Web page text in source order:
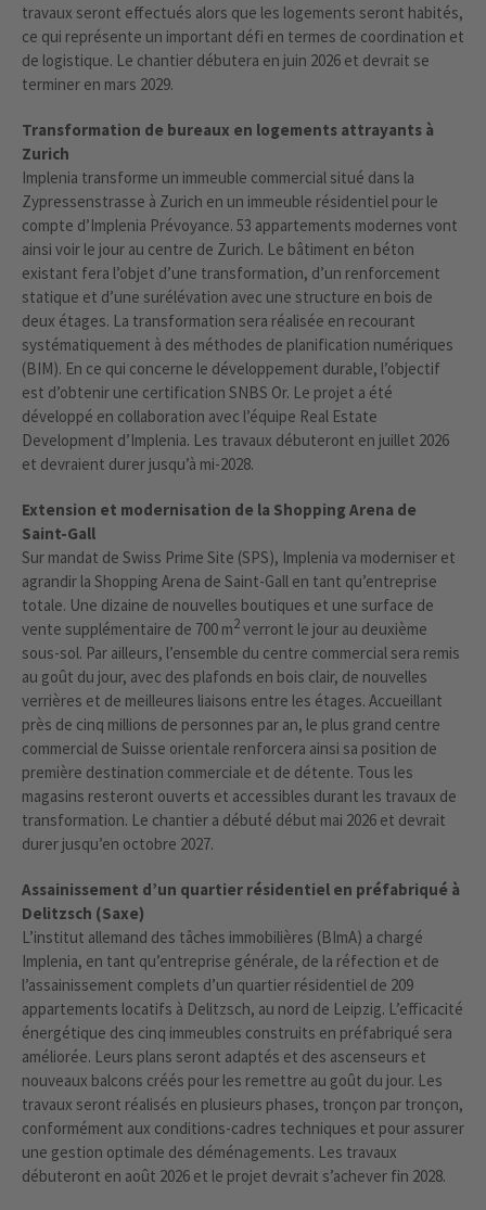
travaux seront effectués alors que les logements seront habités,
ce qui représente un important défi en termes de coordination et
de logistique. Le chantier débutera en juin 2026 et devrait se
terminer en mars 2029.
Transformation de bureaux en logements attrayants à
Zurich
Implenia transforme un immeuble commercial situé dans la
Zypressenstrasse à Zurich en un immeuble résidentiel pour le
compte d’Implenia Prévoyance. 53 appartements modernes vont
ainsi voir le jour au centre de Zurich. Le bâtiment en béton
existant fera l’objet d’une transformation, d’un renforcement
statique et d’une surélévation avec une structure en bois de
deux étages. La transformation sera réalisée en recourant
systématiquement à des méthodes de planification numériques
(BIM). En ce qui concerne le développement durable, l’objectif
est d’obtenir une certification SNBS Or. Le projet a été
développé en collaboration avec l’équipe Real Estate
Development d’Implenia. Les travaux débuteront en juillet 2026
et devraient durer jusqu’à mi-2028.
Extension et modernisation de la Shopping Arena de
Saint-Gall
Sur mandat de Swiss Prime Site (SPS), Implenia va moderniser et
agrandir la Shopping Arena de Saint-Gall en tant qu’entreprise
totale. Une dizaine de nouvelles boutiques et une surface de
vente supplémentaire de 700 m2verront le jour au deuxième
sous-sol. Par ailleurs, l’ensemble du centre commercial sera remis
au goût du jour, avec des plafonds en bois clair, de nouvelles
verrières et de meilleures liaisons entre les étages. Accueillant
près de cinq millions de personnes par an, le plus grand centre
commercial de Suisse orientale renforcera ainsi sa position de
première destination commerciale et de détente. Tous les
magasins resteront ouverts et accessibles durant les travaux de
transformation. Le chantier a débuté début mai 2026 et devrait
durer jusqu’en octobre 2027.
Assainissement d’un quartier résidentiel en préfabriqué à
Delitzsch (Saxe)
L’institut allemand des tâches immobilières (BImA) a chargé
Implenia, en tant qu’entreprise générale, de la réfection et de
l’assainissement complets d’un quartier résidentiel de 209
appartements locatifs à Delitzsch, au nord de Leipzig. L’efficacité
énergétique des cinq immeubles construits en préfabriqué sera
améliorée. Leurs plans seront adaptés et des ascenseurs et
nouveaux balcons créés pour les remettre au goût du jour. Les
travaux seront réalisés en plusieurs phases, tronçon par tronçon,
conformément aux conditions-cadres techniques et pour assurer
une gestion optimale des déménagements. Les travaux
débuteront en août 2026 et le projet devrait s’achever fin 2028.